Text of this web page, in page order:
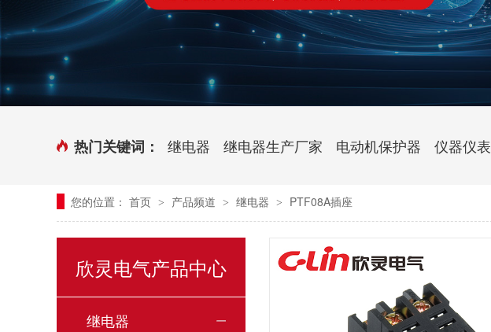
电磁继电器及插座
时控开关
新能源继电器
热电阻 开关
配电控制
热门关键词： 继电器 继电器生产厂家 电动机保护器 仪器仪表
您的位置： 首页 > 产品频道 > 继电器 > PTF08A插座
欣灵电气产品中心
继电器